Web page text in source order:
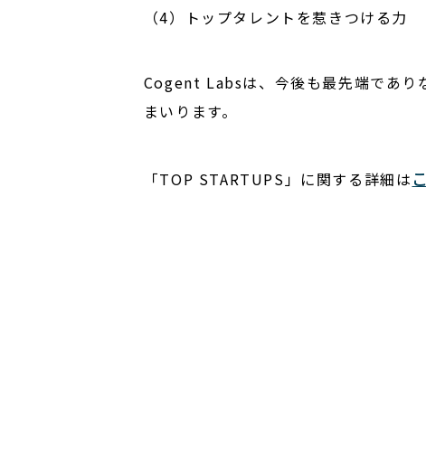
（4）トップタレントを惹きつける力
Cogent Labsは、今後も最先端であり
まいります。
「TOP STARTUPS」に関する詳細は